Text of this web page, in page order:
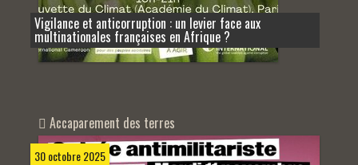
Vigilance et anticorruption : un levier face aux
multinationales françaises en Afrique ?
Accaparement des terres
30 octobre 2025